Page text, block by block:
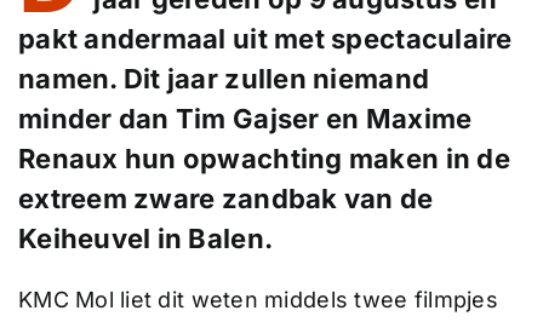
pakt andermaal uit met spectaculaire
namen. Dit jaar zullen niemand
minder dan Tim Gajser en Maxime
Renaux hun opwachting maken in de
extreem zware zandbak van de
Keiheuvel in Balen.
KMC Mol liet dit weten middels twee filmpjes